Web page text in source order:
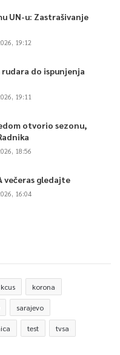
UN-u: Zastrašivanje
19:12
do ispunjenja
19:11
otvorio sezonu,
18:56
večeras gledajte
16:04
kcus korona
sarajevo
test tvsa